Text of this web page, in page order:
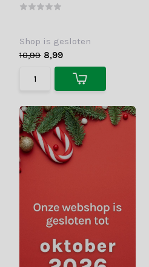
Shop is gesloten
10,99 8,99